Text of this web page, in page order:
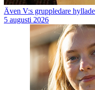
Även V:s gruppledare
5 augusti 2026